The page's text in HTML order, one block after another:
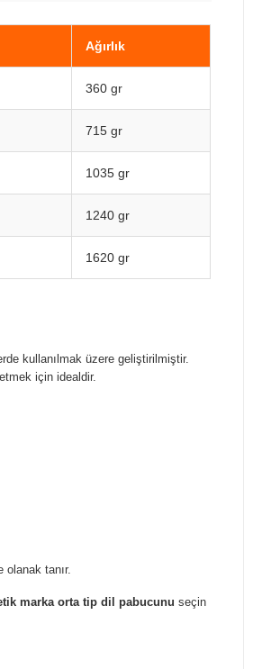
Ağırlık
360 gr
715 gr
1035 gr
1240 gr
1620 gr
kullanılmak üzere geliştirilmiştir.
için idealdir.
olanak tanır.
marka orta tip dil pabucunu seçin